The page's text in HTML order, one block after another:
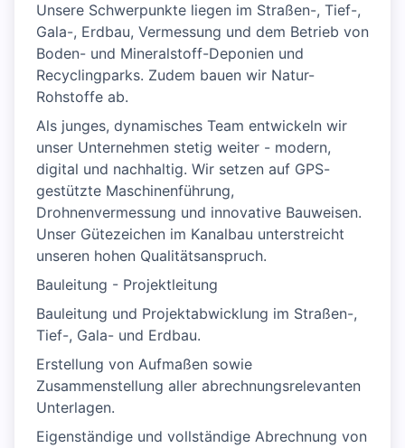
Unsere Schwerpunkte liegen im Straßen-, Tief-,
Gala-, Erdbau, Vermessung und dem Betrieb von
Boden- und Mineralstoff-Deponien und
Recyclingparks. Zudem bauen wir Natur-
Rohstoffe ab.
Als junges, dynamisches Team entwickeln wir
unser Unternehmen stetig weiter - modern,
digital und nachhaltig. Wir setzen auf GPS-
gestützte Maschinenführung,
Drohnenvermessung und innovative Bauweisen.
Unser Gütezeichen im Kanalbau unterstreicht
unseren hohen Qualitätsanspruch.
Bauleitung - Projektleitung
Bauleitung und Projektabwicklung im Straßen-,
Tief-, Gala- und Erdbau.
Erstellung von Aufmaßen sowie
Zusammenstellung aller abrechnungsrelevanten
Unterlagen.
Eigenständige und vollständige Abrechnung von